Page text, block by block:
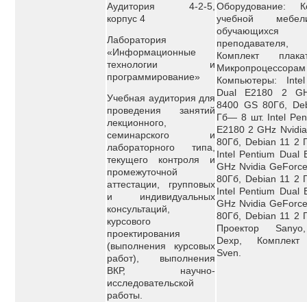
Аудитория 4-2-5,
корпус 4
Лаборатория
«Информационные
технологии и
программирование»
Учебная аудитория для
проведения занятий
лекционного,
семинарского и
лабораторного типа,
текущего контроля и
промежуточной
аттестации, групповых
и индивидуальных
консультаций,
курсового
проектирования
(выполнения курсовых
работ), выполнения
ВКР, научно-
исследовательской
работы.
Оборудование:
учебной
Комплект
Компьютеры:
Dual E2180 2
8400 GS 80Гб,
Гб— 8 шт. Intel
E2180 2 GHz
80Гб, Debian 11 2
Intel Pentium Dual
GHz Nvidia
80Гб, Debian 11 2
Intel Pentium Dual
GHz Nvidia
80Гб, Debian 11 2
Проектор
Dexp, Комплект
Sven.